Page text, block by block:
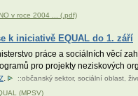
v roce 2004 ... (.pdf)
k iniciativě EQUAL do 1. září
práce a sociálních věcí
pro projekty neziskových
. ::občanský sektor, sociální oblast
(MPSV)